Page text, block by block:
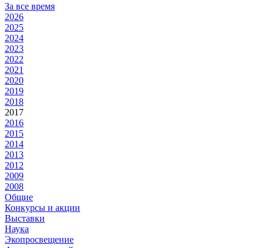
За все время
2026
2025
2024
2023
2022
2021
2020
2019
2018
2017
2016
2015
2014
2013
2012
2009
2008
Общие
Конкурсы и акции
Выставки
Наука
Экопросвещение